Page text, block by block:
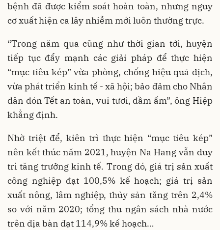
bệnh đã được kiểm soát hoàn toàn, nhưng nguy
cơ xuất hiện ca lây nhiễm mới luôn thường trực.
“Trong năm qua cũng như thời gian tới, huyện
tiếp tục đẩy mạnh các giải pháp để thực hiện
“mục tiêu kép” vừa phòng, chống hiệu quả dịch,
vừa phát triển kinh tế - xã hội; bảo đảm cho Nhân
dân đón Tết an toàn, vui tươi, đầm ấm”, ông Hiệp
khẳng định.
Nhờ triệt để, kiên trì thực hiện “mục tiêu kép”
nên kết thúc năm 2021, huyện Na Hang vẫn duy
trì tăng trưởng kinh tế. Trong đó, giá trị sản xuất
công nghiệp đạt 100,5% kế hoạch; giá trị sản
xuất nông, lâm nghiệp, thủy sản tăng trên 2,4%
so với năm 2020; tổng thu ngân sách nhà nước
trên địa bàn đạt 114,9% kế hoạch…